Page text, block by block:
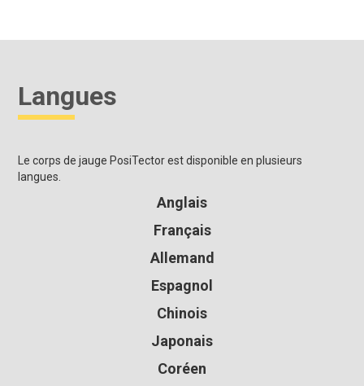
Langues
Le corps de jauge PosiTector est disponible en plusieurs
langues.
Anglais
Français
Allemand
Espagnol
Chinois
Japonais
Coréen